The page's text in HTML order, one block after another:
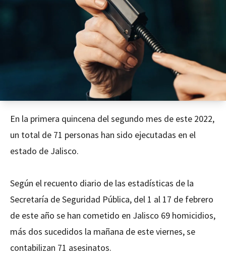
En la primera quincena del segundo mes de este 2022,
un total de 71 personas han sido ejecutadas en el
estado de Jalisco.
Según el recuento diario de las estadísticas de la
Secretaría de Seguridad Pública, del 1 al 17 de febrero
de este año se han cometido en Jalisco 69 homicidios,
más dos sucedidos la mañana de este viernes, se
contabilizan 71 asesinatos.